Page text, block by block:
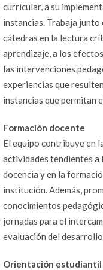
curricular, a su
instancias. Trabaja
cátedras en la lectura
aprendizaje, a los
las intervenciones
experiencias que
instancias que permitan
Formación docente
El equipo contribuye en
actividades tendientes a
docencia y en la
institución. Además,
conocimientos
jornadas para el
evaluación del
Orientación estudiantil